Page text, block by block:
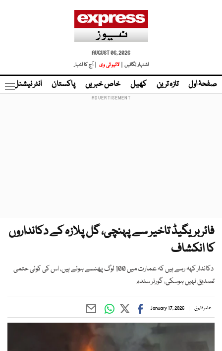
AUGUST 06, 2026
اشتہار لگائیں |
لائیو ٹی وی | آج کا اخبار
صفحۂ اول تازہ ترین کھیل خاص خبریں پاکستان انٹر نیشنل
فائربریگیڈ تاخیر سے پہنچی، گل پلازہ کے دکانداروں
کا انکشاف
دکاندار کہہ رہے ہیں کہ عمارت میں 100 لوگ پھنسے ہوئے ہیں، اس کی کوئی حتمی
تصدیق نہیں ہوسکی، گورنر سندھ
عامر فاروق January 17, 2026